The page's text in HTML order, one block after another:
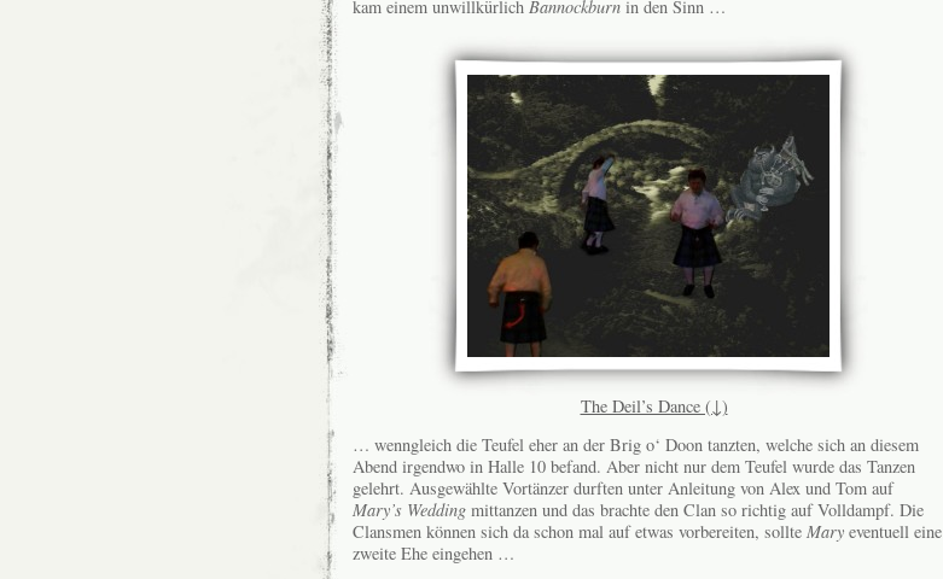
kam einem unwillkürlich Bannockburn in den Sinn …
The Deil’s Dance (↓)
… wenngleich die Teufel eher an der Brig o‘ Doon tanzten, welche sich an diesem
Abend irgendwo in Halle 10 befand. Aber nicht nur dem Teufel wurde das Tanzen
gelehrt. Ausgewählte Vortänzer durften unter Anleitung von Alex und Tom auf
Mary’s Wedding mittanzen und das brachte den Clan so richtig auf Volldampf. Die
Clansmen können sich da schon mal auf etwas vorbereiten, sollte Mary eventuell eine
zweite Ehe eingehen …